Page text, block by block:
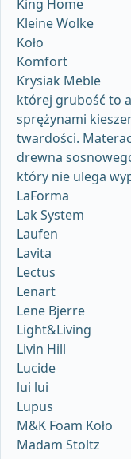
King Home
Kleine Wolke
Koło
Komfort
Krysiak Meble
której grubość to
sprężynami
twardości.
drewna
który nie ulega
LaForma
Lak System
Laufen
Lavita
Lectus
Lenart
Lene Bjerre
Light&Living
Livin Hill
Lucide
lui lui
Lupus
M&K Foam Koło
Madam Stoltz